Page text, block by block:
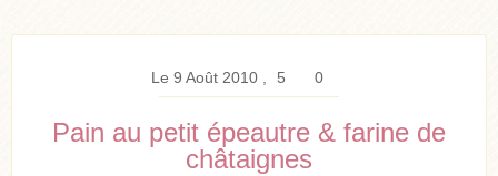
Le 9 Août 2010 5 0
Pain au petit épeautre & farine de
châtaignes